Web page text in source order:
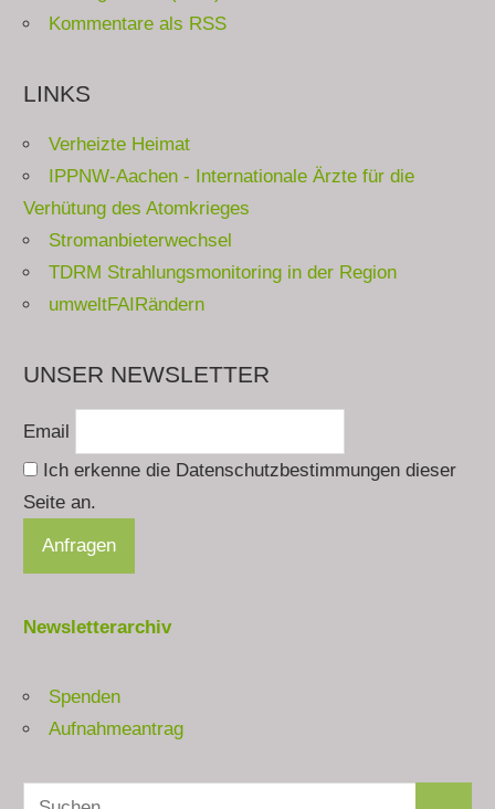
Kommentare als RSS
LINKS
Verheizte Heimat
IPPNW-Aachen - Internationale Ärzte für die
Verhütung des Atomkrieges
Stromanbieterwechsel
TDRM Strahlungsmonitoring in der Region
umweltFAIRändern
UNSER NEWSLETTER
Email
Ich erkenne die Datenschutzbestimmungen dieser
Seite an.
Newsletterarchiv
Spenden
Aufnahmeantrag
Suchen